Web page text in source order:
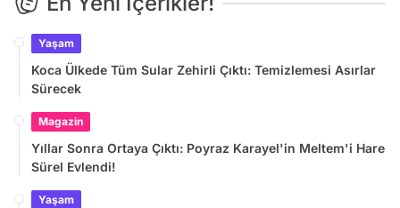
Yaşam
Koca Ülkede Tüm Sular Zehirli Çıktı: Temizlemesi Asırlar
Sürecek
Magazin
Yıllar Sonra Ortaya Çıktı: Poyraz Karayel'in Meltem'i Hare
Sürel Evlendi!
Yaşam